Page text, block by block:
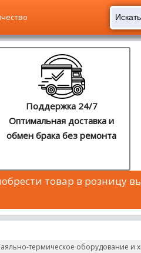
Поддержка 24/7
Оптимальная доставка и
обмен брака без ремонта
товар в розницу
термическое оборудование и